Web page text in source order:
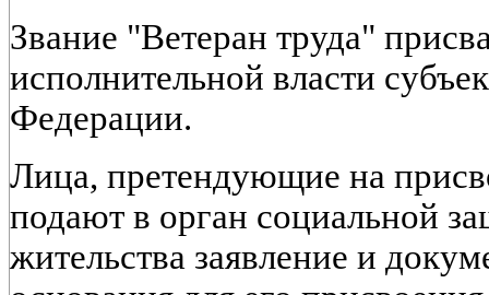
Звание "Ветеран труда"
исполнительной власти
Федерации.
Лица, претендующие на
подают в орган социальной
жительства заявление и